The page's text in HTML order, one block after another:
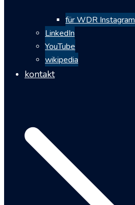
für WDR Instagram
LinkedIn
YouTube
wikipedia
kontakt